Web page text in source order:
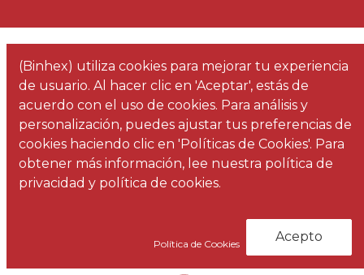
Infografías 3D
(Binhex) utiliza cookies para mejorar tu experiencia
de usuario. Al hacer clic en 'Aceptar', estás de
acuerdo con el uso de cookies. Para análisis y
personalización, puedes ajustar tus preferencias de
cookies haciendo clic en 'Políticas de Cookies'. Para
obtener más información, lee nuestra política de
privacidad y política de cookies.
Política de Cookies Acepto